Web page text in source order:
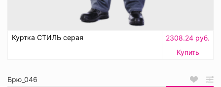
Куртка СТИЛЬ серая
2308.24 руб.
Купить
Брю_046